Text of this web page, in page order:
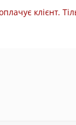
клієнт.